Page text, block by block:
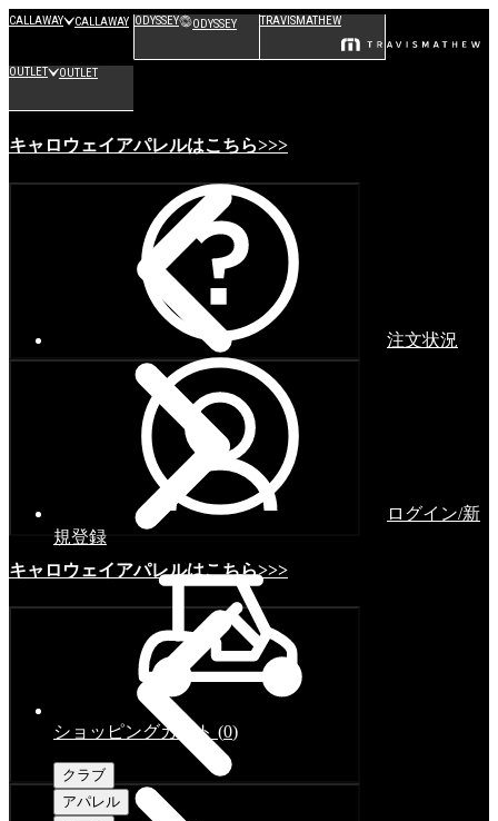
CALLAWAY CALLAWAY ODYSSEY ODYSSEY TRAVISMATHEW
OUTLET OUTLET
キャロウェイアパレルはこちら>>>
キャロウェイアパレルはこちら>>>
注文状況
ログイン/新
規登録
ショッピングカート (0)
クラブ
アパレル